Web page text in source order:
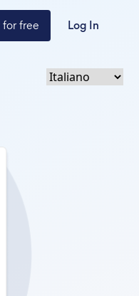
for free Log In